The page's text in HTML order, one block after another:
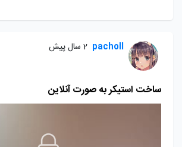
pacholl 2 سال پیش
ساخت استیکر به صورت آنلاین